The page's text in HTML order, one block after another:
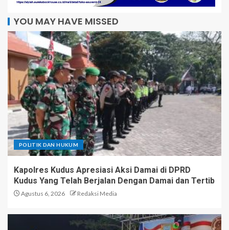
YOU MAY HAVE MISSED
POLITIK DAN HUKUM
Kapolres Kudus Apresiasi Aksi Damai di DPRD
Kudus Yang Telah Berjalan Dengan Damai dan Tertib
Agustus 6, 2026 Redaksi Media